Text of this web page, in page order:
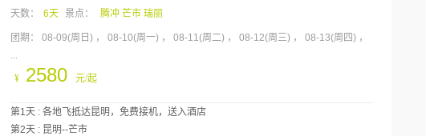
天数： 6天 景点： 腾冲 芒市 瑞丽
团期：08-09(周日) 08-10(周一) 08-11(周二) 08-12(周三)
08-13(周四)
¥ 2580 元/起
第1天 : 各地飞抵达昆明，免费接机，送入酒店
第2天 : 昆明--芒市